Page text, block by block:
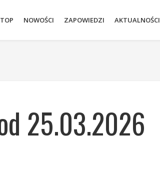
TOP NOWOŚCI ZAPOWIEDZI AKTUALNOŚCI
25.03.2026